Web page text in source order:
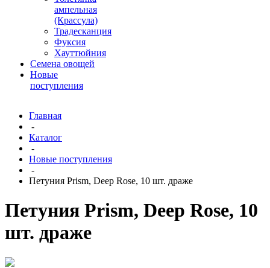
ампельная
(Крассула)
Традесканция
Фуксия
Хауттюйния
Семена овощей
Новые
поступления
Главная
-
Каталог
-
Новые поступления
-
Петуния Prism, Deep Rose, 10 шт. драже
Петуния Prism, Deep Rose, 10
шт. драже